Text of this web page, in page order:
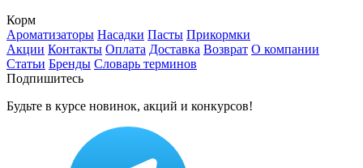
Корм
Ароматизаторы Насадки Пасты Прикормки
Акции Контакты Оплата Доставка Возврат О компании
Статьи Бренды Словарь терминов
Подпишитесь
Будьте в курсе новинок, акций и конкурсов!